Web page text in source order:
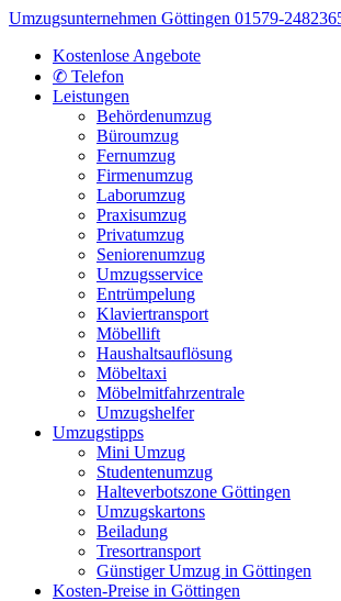
Umzugsunternehmen Göttingen 01579-
Kostenlose Angebote
✆ Telefon
Leistungen
Behördenumzug
Büroumzug
Fernumzug
Firmenumzug
Laborumzug
Praxisumzug
Privatumzug
Seniorenumzug
Umzugsservice
Entrümpelung
Klaviertransport
Möbellift
Haushaltsauflösung
Möbeltaxi
Möbelmitfahrzentrale
Umzugshelfer
Umzugstipps
Mini Umzug
Studentenumzug
Halteverbotszone Göttingen
Umzugskartons
Beiladung
Tresortransport
Günstiger Umzug in Göttingen
Kosten-Preise in Göttingen